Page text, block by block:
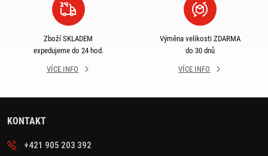
Zboží SKLADEM
expedujeme do 24 hod.
VÍCE INFO
Výměna velikosti ZDARMA
do 30 dnů
VÍCE INFO
KONTAKT
+421 905 203 392